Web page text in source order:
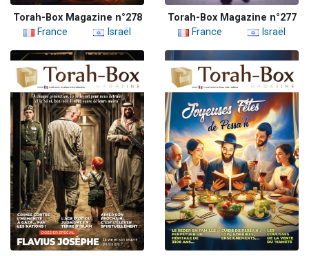
Torah-Box Magazine n°278
France
Israël
Torah-Box Magazine n°277
France
Israël